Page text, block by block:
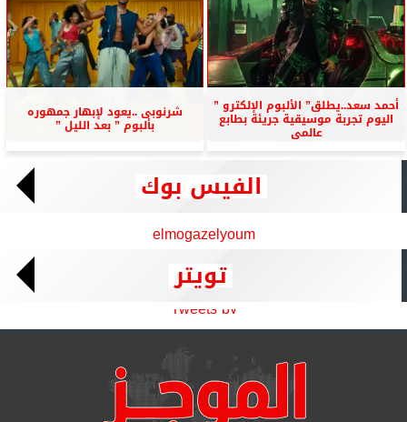
أحمد سعد..يطلق” الألبوم الإلكترو ”
اليوم تجربة موسيقية جريئة بطابع
عالمى
شرنوبى ..يعود لإبهار جمهوره
بألبوم ” بعد الليل ”
الفيس بوك
elmogazelyoum
تويتر
Tweets by